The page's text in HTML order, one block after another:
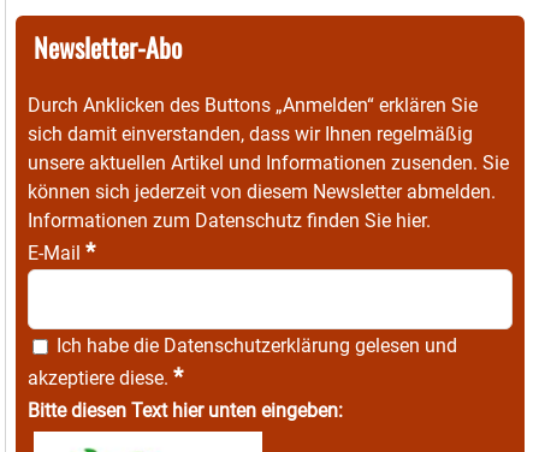
Newsletter-Abo
Durch Anklicken des Buttons „Anmelden“ erklären Sie
sich damit einverstanden, dass wir Ihnen regelmäßig
unsere aktuellen Artikel und Informationen zusenden. Sie
können sich jederzeit von diesem Newsletter abmelden.
Informationen zum Datenschutz finden Sie hier.
E-Mail *
Ich habe die Datenschutzerklärung gelesen und
akzeptiere diese. *
Bitte diesen Text hier unten eingeben: